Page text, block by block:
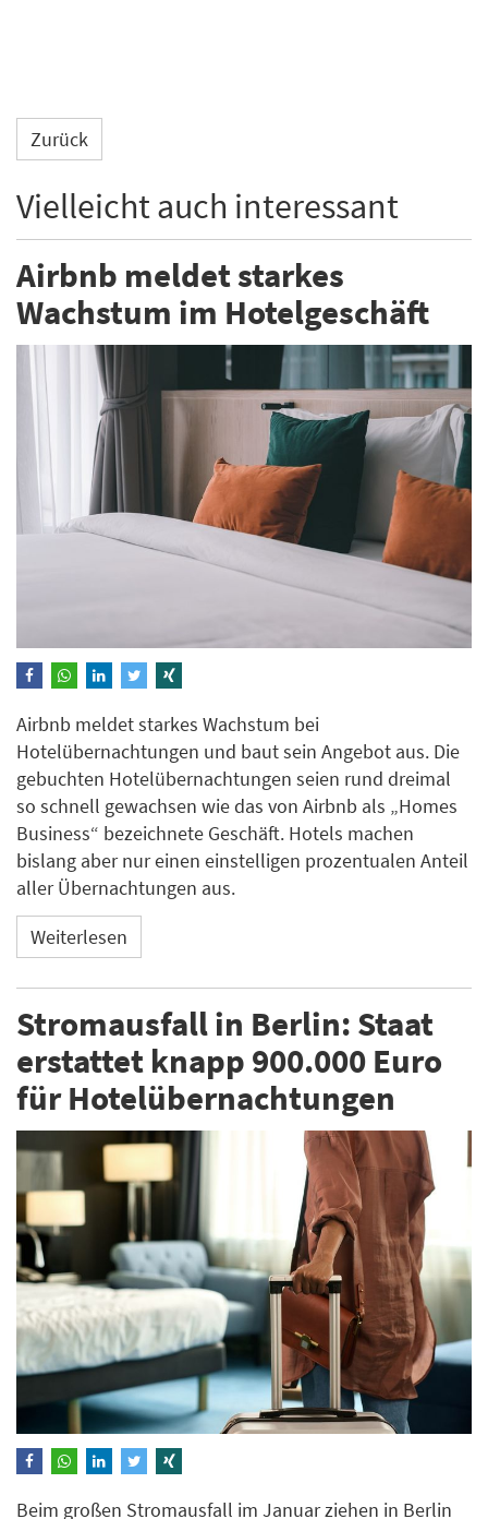
Zurück
Vielleicht auch interessant
Airbnb meldet starkes
Wachstum im Hotelgeschäft
Airbnb meldet starkes Wachstum bei
Hotelübernachtungen und baut sein Angebot aus. Die
gebuchten Hotelübernachtungen seien rund dreimal
so schnell gewachsen wie das von Airbnb als „Homes
Business“ bezeichnete Geschäft. Hotels machen
bislang aber nur einen einstelligen prozentualen Anteil
aller Übernachtungen aus.
Weiterlesen
Stromausfall in Berlin: Staat
erstattet knapp 900.000 Euro
für Hotelübernachtungen
Beim großen Stromausfall im Januar ziehen in Berlin